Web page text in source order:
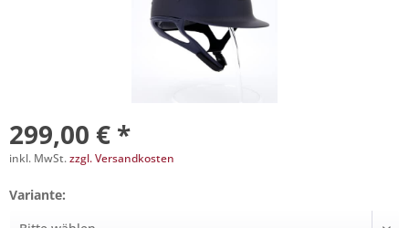
299,00 € *
inkl. MwSt.zzgl. Versandkosten
Variante: